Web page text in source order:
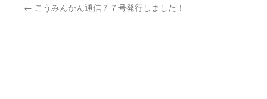
← こうみんかん通信７７号発行しました！